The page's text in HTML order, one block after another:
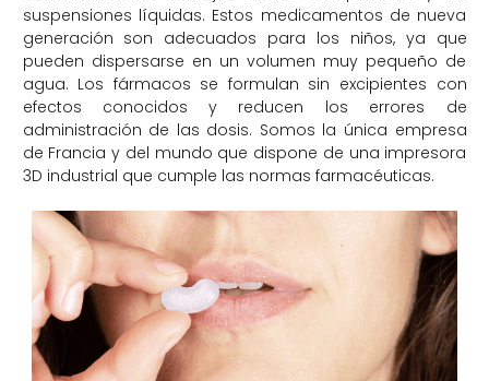
suspensiones líquidas. Estos medicamentos de nueva
generación son adecuados para los niños, ya que
pueden dispersarse en un volumen muy pequeño de
agua. Los fármacos se formulan sin excipientes con
efectos conocidos y reducen los errores de
administración de las dosis. Somos la única empresa
de Francia y del mundo que dispone de una impresora
3D industrial que cumple las normas farmacéuticas.